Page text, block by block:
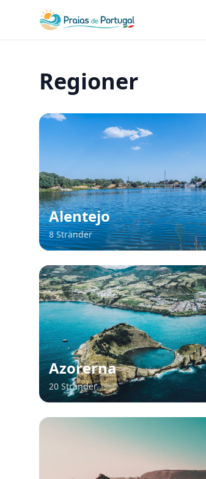
Regioner
Alentejo
8 Stränder
Azorerna
20 Stränder